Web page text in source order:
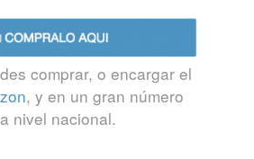
comprar, o encargar el
, y en un gran número
nivel nacional.